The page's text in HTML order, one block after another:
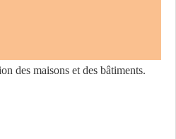
des maisons et des bâtiments.